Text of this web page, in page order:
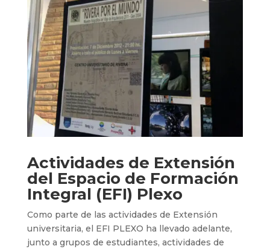
Actividades de Extensión
del Espacio de Formación
Integral (EFI) Plexo
Como parte de las actividades de Extensión
universitaria, el EFI PLEXO ha llevado adelante,
junto a grupos de estudiantes, actividades de